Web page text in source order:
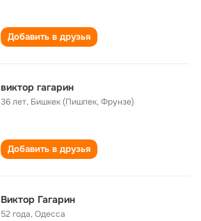
Добавить в друзья
виктор гагарин
36 лет, Бишкек (Пишпек, Фрунзе)
Добавить в друзья
Виктор Гагарин
52 года,Одесса